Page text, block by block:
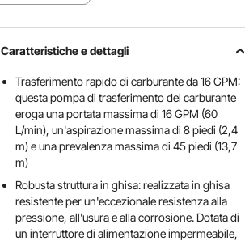
Caratteristiche e dettagli
Trasferimento rapido di carburante da 16 GPM:
questa pompa di trasferimento del carburante
eroga una portata massima di 16 GPM (60
L/min), un'aspirazione massima di 8 piedi (2,4
m) e una prevalenza massima di 45 piedi (13,7
m)
Robusta struttura in ghisa: realizzata in ghisa
resistente per un'eccezionale resistenza alla
pressione, all'usura e alla corrosione. Dotata di
un interruttore di alimentazione impermeabile,